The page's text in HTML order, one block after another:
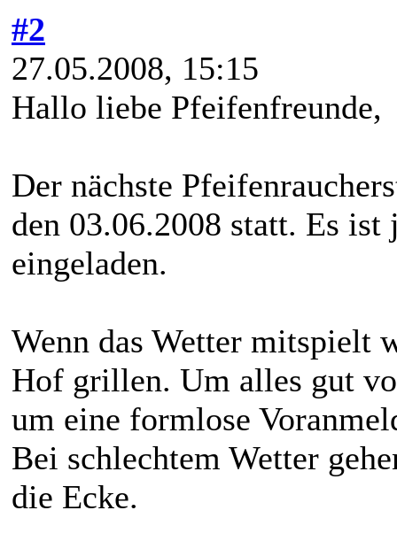
#2
27.05.2008, 15:15
Hallo liebe Pfeifenfreunde,
Der nächste
den 03.06.2008 statt. Es
eingeladen.
Wenn das Wetter mitspielt
Hof grillen. Um alles gut
um eine formlose
Bei schlechtem Wetter
die Ecke.